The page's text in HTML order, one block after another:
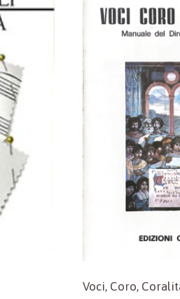
Voci, Coro,